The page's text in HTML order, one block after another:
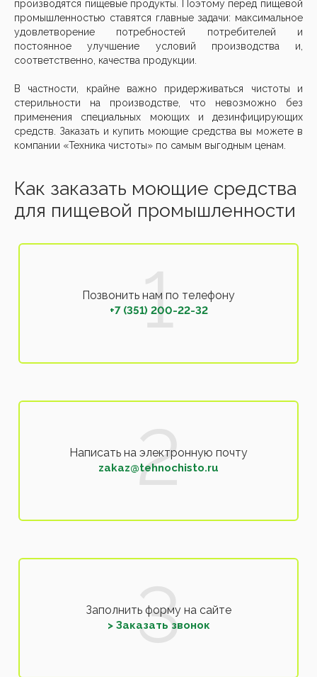
производятся пищевые продукты. Поэтому перед пищевой
промышленностью ставятся главные задачи: максимальное
удовлетворение потребностей потребителей и
постоянное улучшение условий производства и,
соответственно, качества продукции.
В частности, крайне важно придерживаться чистоты и
стерильности на производстве, что невозможно без
применения специальных моющих и дезинфицирующих
средств. Заказать и купить моющие средства вы можете в
компании «Техника чистоты» по самым выгодным ценам.
Как заказать моющие средства
для пищевой промышленности
Позвонить нам по телефону
+7 (351) 200-22-32
Написать на электронную почту
zakaz@tehnochisto.ru
Заполнить форму на сайте
> Заказать звонок